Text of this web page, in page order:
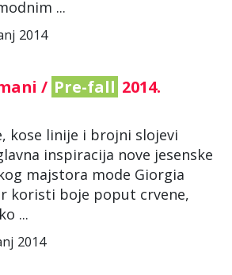
...
2014
/ Pre-fall 2014.
kose linije i brojni slojevi
inspiracija nove jesenske
majstora mode Giorgia
koristi boje poput crvene,
...
2014